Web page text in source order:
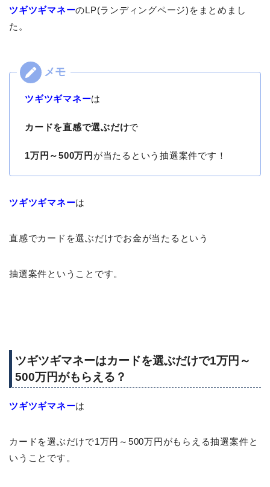
ツギツギマネーのLP(ランディングページ)をまとめまし
た。
ツギツギマネーは
カードを直感で選ぶだけで
1万円～500万円 が当たるという抽選案件です！
ツギツギマネーは
直感でカードを選ぶだけでお金が当たるという
抽選案件ということです。
ツギツギマネーはカードを選ぶだけで1万円～
500万円がもらえる？
ツギツギマネーは
カードを選ぶだけで1万円～500万円がもらえる抽選案件と
いうことです。